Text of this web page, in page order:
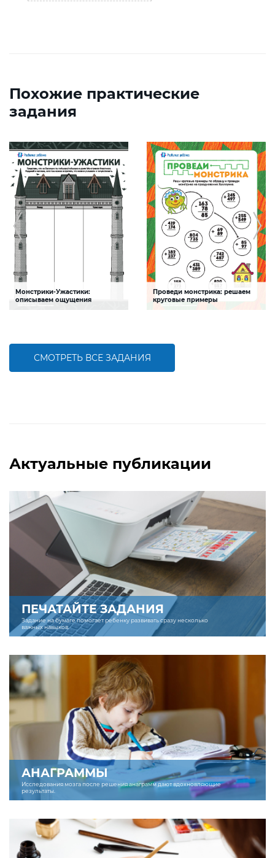
Похожие практические
задания
Монстрики-Ужастики:
описываем ощущения
Проведи монстрика: решаем
круговые примеры
СМОТРЕТЬ ВСЕ ЗАДАНИЯ
Актуальные публикации
ПЕЧАТАЙТЕ ЗАДАНИЯ
Задание на бумаге помогает ребенку развивать сразу несколько
важных навыков.
АНАГРАММЫ
Исследования мозга после решения анаграмм дают вдохновляющие
результаты.